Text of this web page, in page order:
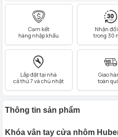
Cam kết
hàng nhập khẩu
Nhận
trong 30
Lắp đặt tại nhà
cả thứ 7 và chủ nhật
Giao
toàn
Thông tin sản phẩm
Khóa vân tay cửa nhôm